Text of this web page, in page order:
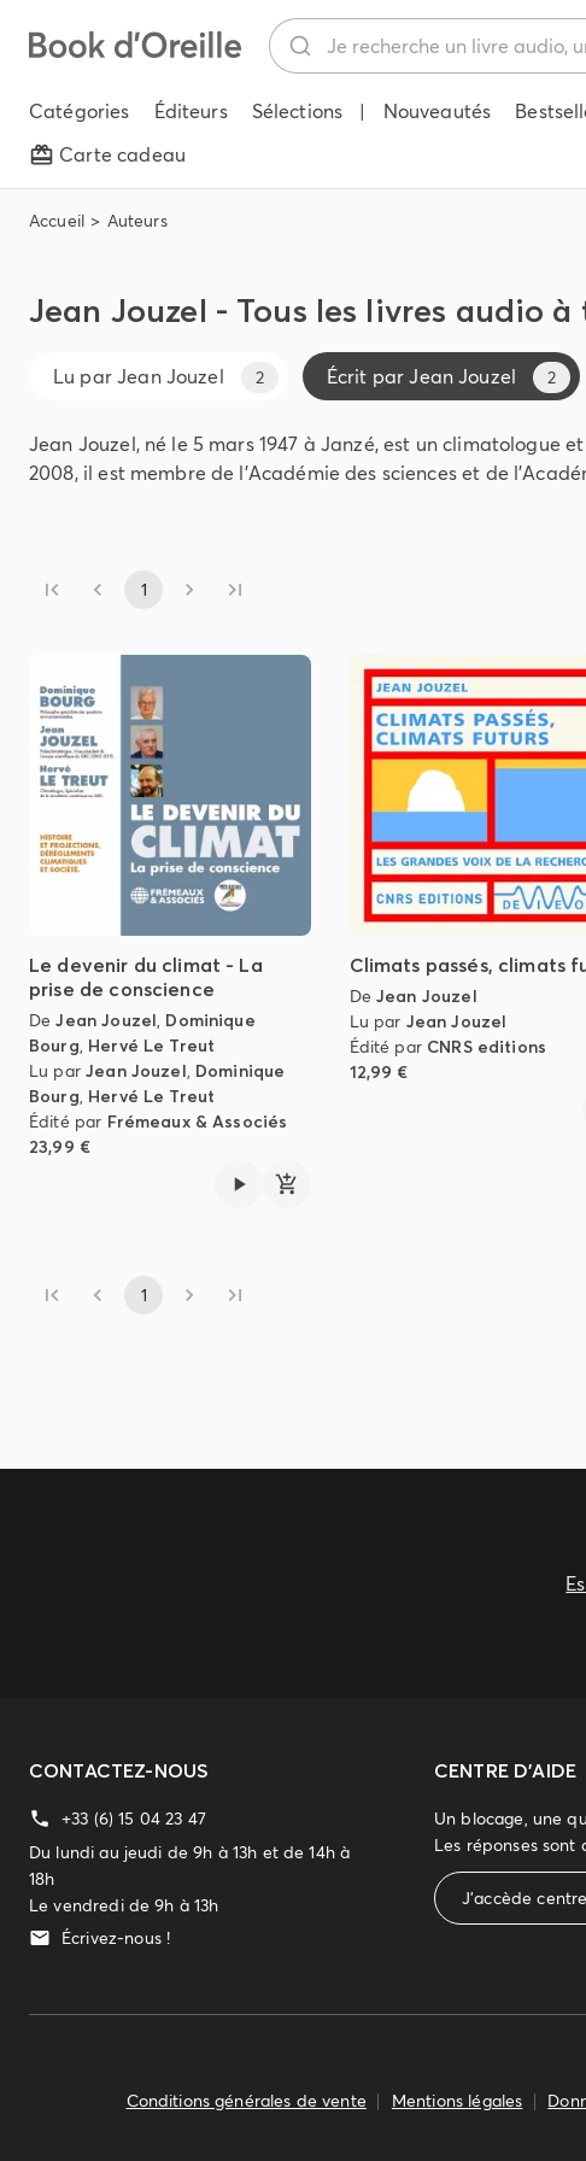
Catégories Éditeurs Sélections | Nouveautés
Carte cadeau
Accueil Auteurs
Jean Jouzel - Tous les livres audio
Lu parJean Jouzel 2 Écrit parJean Jouzel 2
Jean Jouzel, né le 5 mars 1947 à Janzé, est un
2008, il est membre de l'Académie des sciences et de
1
Le devenir du climat - La
prise de conscience
DeJean Jouzel, Dominique
Bourg, Hervé Le Treut
Lu parJean Jouzel, Dominique
Bourg, Hervé Le Treut
Édité par Frémeaux & Associés
23,99 €
Climats passés, climats
DeJean Jouzel
Lu par Jean Jouzel
Édité par CNRS editions
12,99 €
1
CONTACTEZ-NOUS
+33 (6) 15 04 23 47
Du lundi au jeudi de 9h à 13h et de 14h à
18h
Le vendredi de 9h à 13h
Écrivez-nous !
CENTRE D'AIDE
Un blocage, une
Les réponses
J'accède
Conditions générales de vente Mentions légales